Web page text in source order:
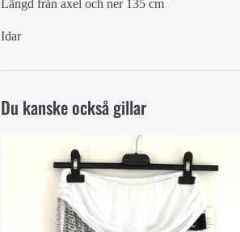
Längd från axel och ner 135 cm
Idar
Du kanske också gillar